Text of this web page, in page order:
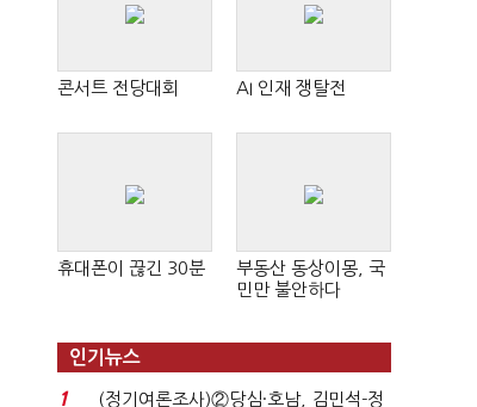
콘서트 전당대회 AI 인재 쟁탈전
휴대폰이 끊긴 30분
부동산 동상이몽, 국
민만 불안하다
인기뉴스
1
(정기여론조사)②당심·호남, 김민석-정